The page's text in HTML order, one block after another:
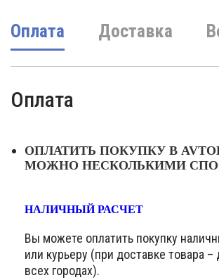
Оплата Доставка
Оплата
ОПЛАТИТЬ ПОКУПКУ В
МОЖНО НЕСКОЛЬКИМИ
НАЛИЧНЫЙ РАСЧЕТ
Вы можете оплатить покупку
или курьеру (при доставке товара –
всех городах).